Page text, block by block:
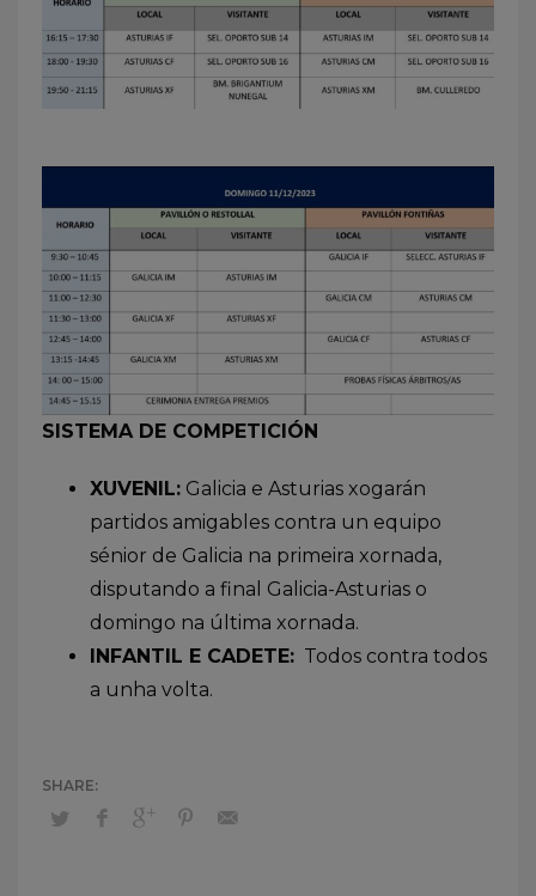
SISTEMA DE COMPETICIÓN
XUVENIL: Galicia e Asturias xogarán
partidos amigables contra un equipo
sénior de Galicia na primeira xornada,
disputando a final Galicia-Asturias o
domingo na última xornada.
INFANTIL E CADETE: Todos contra todos
a unha volta.